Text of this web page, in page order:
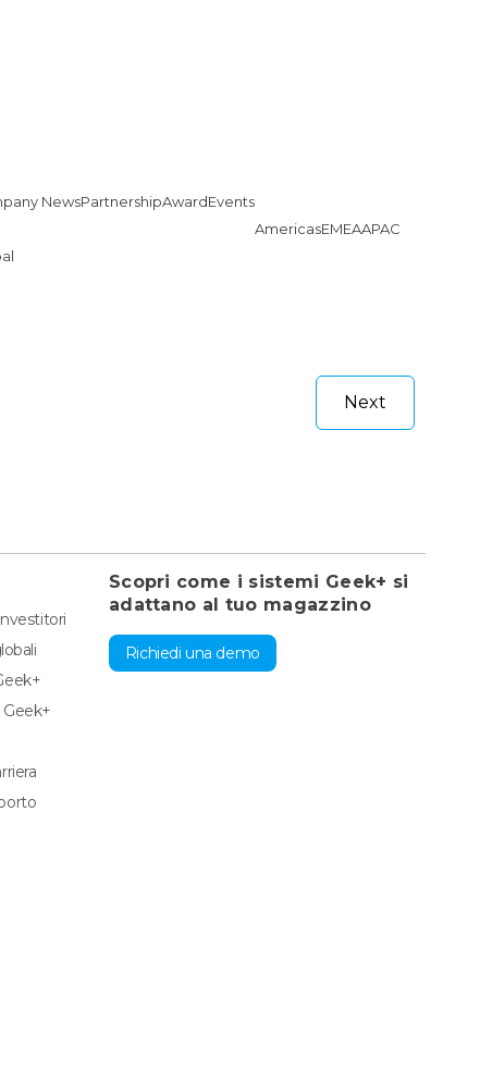
NewsPartnershipAwardEvents
AmericasEMEAAPAC
Next
Scopri come i sistemi Geek+ si
adattano al tuo magazzino
Richiedi una demo